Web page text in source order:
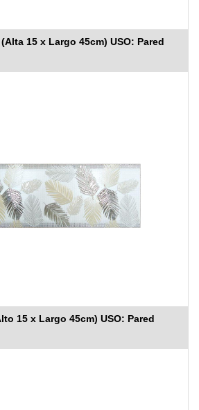
15 x Largo 45cm) USO: Pared
15 x Largo 45cm) USO: Pared